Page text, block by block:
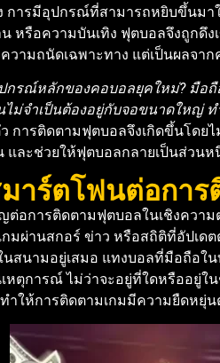
การมีอุปกรณ์ที่สามารถหยิบขึ้นม
หรือความบันเทิง ฟุตบอลจึงถูกดึ
ความถนัดเฉพาะทาง แต่เป็นผลจา
กรณ์หลักของคอบอลยุคใหม่? มือถื
ไม่จำเป็นต้องอยู่กับจอขนาดใหญ่
ว การติดตามฟุตบอลจึงเกิดขึ้นโ
ละช่วยให้ฟุตบอลกลายเป็นส่วน
าร์ตโฟนต่อกา
อการติดตามฟุตบอลในเชิงความ
กมผ่านสกอร์ ข่าว หรือสถิติที่อัปเ
สนามอยู่เสมอ แทงบอลที่มือถือใ
หตุการณ์ ไม่ว่าจะอยู่ที่ใดหรืออยู่ใ
ำให้การติดตามเกมมีความยืดหยุ่